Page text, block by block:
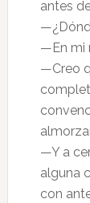
antes
—En mi
—Creo
—Y a
alguna
con